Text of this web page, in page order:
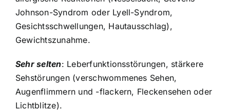
Johnson-Syndrom oder Lyell-Syndrom,
Gesichtsschwellungen, Hautausschlag),
Gewichtszunahme.
Sehr selten: Leberfunktionsstörungen, stärkere
Sehstörungen (verschwommenes Sehen,
Augenflimmern und -flackern, Fleckensehen oder
Lichtblitze).